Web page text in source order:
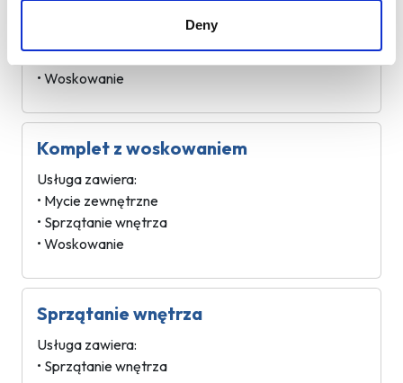
Deny
• Mycie zewnętrzne
• Woskowanie
Komplet z woskowaniem
Usługa zawiera:
• Mycie zewnętrzne
• Sprzątanie wnętrza
• Woskowanie
Sprzątanie wnętrza
Usługa zawiera:
• Sprzątanie wnętrza